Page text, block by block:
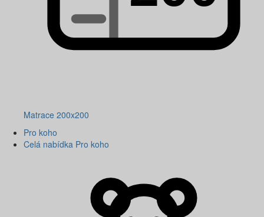
Matrace 200x200
Pro koho
Celá nabídka Pro koho